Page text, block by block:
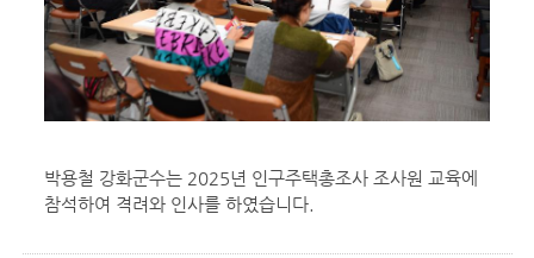
박용철 강화군수는 2025년 인구주택총조사 조사원 교육에
참석하여 격려와 인사를 하였습니다.